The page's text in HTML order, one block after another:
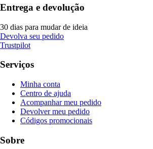
Entrega e devolução
30 dias para mudar de ideia
Devolva seu pedido
Trustpilot
Serviços
Minha conta
Centro de ajuda
Acompanhar meu pedido
Devolver meu pedido
Códigos promocionais
Sobre